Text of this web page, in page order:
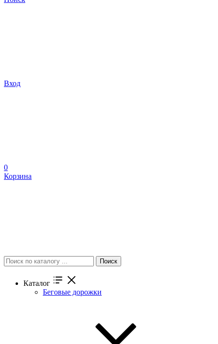
Вход
0
Корзина
Поиск
Каталог
Беговые дорожки